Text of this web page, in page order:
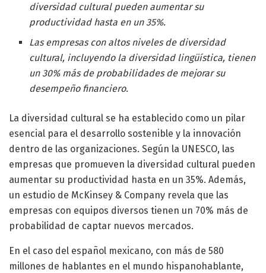
diversidad cultural pueden aumentar su
productividad hasta en un 35%.
Las empresas con altos niveles de diversidad
cultural, incluyendo la diversidad lingüística, tienen
un 30% más de probabilidades de mejorar su
desempeño financiero.
La diversidad cultural se ha establecido como un pilar
esencial para el desarrollo sostenible y la innovación
dentro de las organizaciones. Según la UNESCO, las
empresas que promueven la diversidad cultural pueden
aumentar su productividad hasta en un 35%. Además,
un estudio de McKinsey & Company revela que las
empresas con equipos diversos tienen un 70% más de
probabilidad de captar nuevos mercados.
En el caso del español mexicano, con más de 580
millones de hablantes en el mundo hispanohablante,